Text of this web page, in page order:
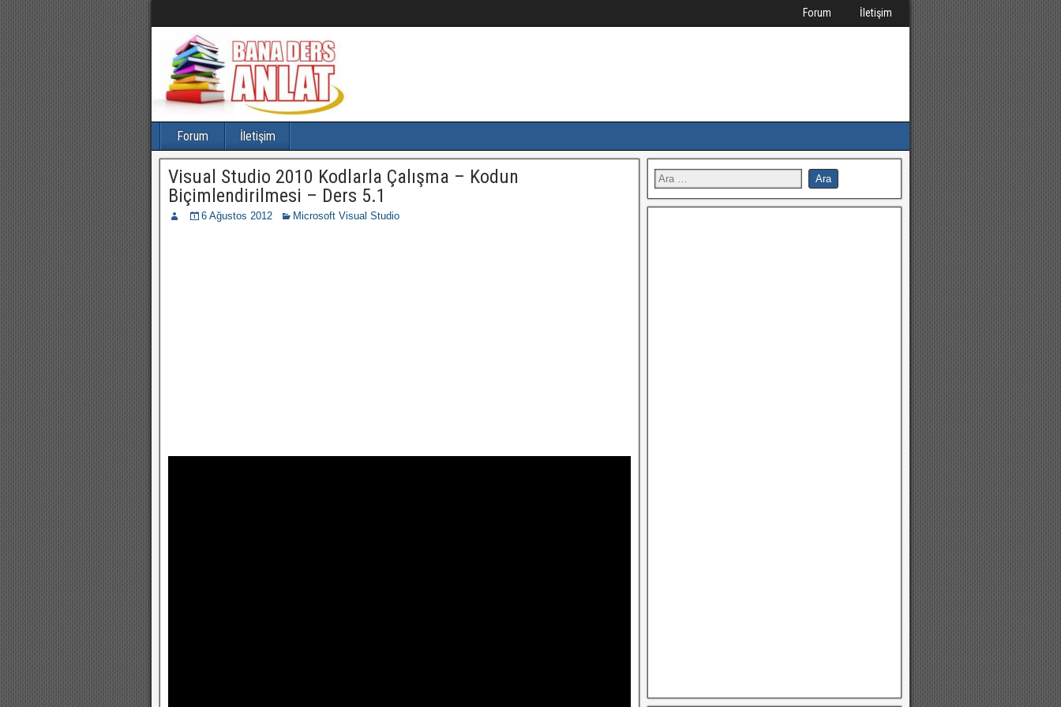
Forum İletişim
Forum İletişim
Visual Studio 2010 Kodlarla Çalışma – Kodun
Biçimlendirilmesi – Ders 5.1
6 Ağustos 2012 Microsoft Visual Studio